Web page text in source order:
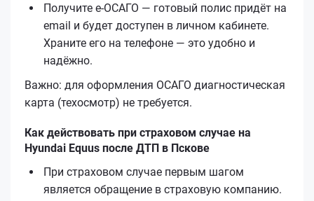
Получите е‑ОСАГО — готовый полис придёт на
email и будет доступен в личном кабинете.
Храните его на телефоне — это удобно и
надёжно.
Важно: для оформления ОСАГО диагностическая
карта (техосмотр) не требуется.
Как действовать при страховом случае на
Hyundai Equus после ДТП в Пскове
При страховом случае первым шагом
является обращение в страховую компанию.